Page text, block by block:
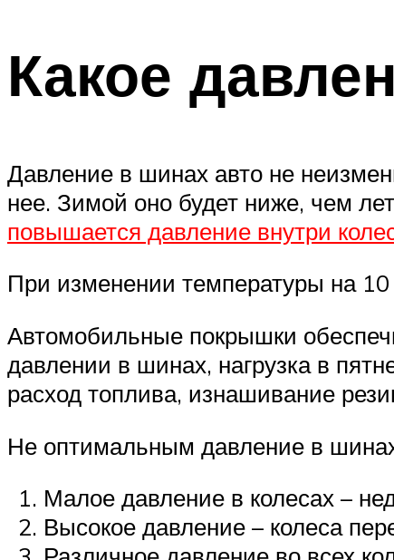
Какое
Давление в шинах авто не
нее. Зимой оно будет ниже, чем
повышается давление внутри
При изменении температуры на
Автомобильные покрышки
давлении в шинах, нагрузка в
расход топлива, изнашивание
Не оптимальным давление в
Малое давление в колесах –
Высокое давление – колеса